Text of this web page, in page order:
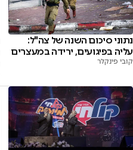
נתוני סיכום השנה של צה"ל:
עליה בפיגועים, ירידה במעצרים
קובי פינקלר